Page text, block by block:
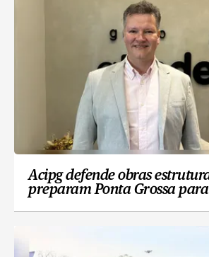
Acipg defende obras
preparam Ponta Grossa